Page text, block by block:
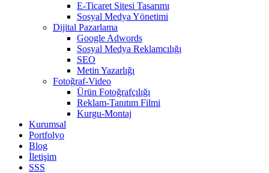
E-Ticaret Sitesi Tasarımı
Sosyal Medya Yönetimi
Dijital Pazarlama
Google Adwords
Sosyal Medya Reklamcılığı
SEO
Metin Yazarlığı
Fotoğraf-Video
Ürün Fotoğrafçılığı
Reklam-Tanıtım Filmi
Kurgu-Montaj
Kurumsal
Portfolyo
Blog
İletişim
SSS